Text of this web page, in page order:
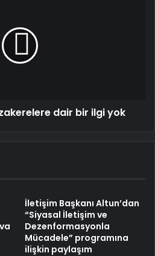
dair bir ilgi yok
İletişim Başkanı Altun’dan
“Siyasal İletişim ve
Dezenformasyonla
Mücadele” programına
ilişkin paylaşım